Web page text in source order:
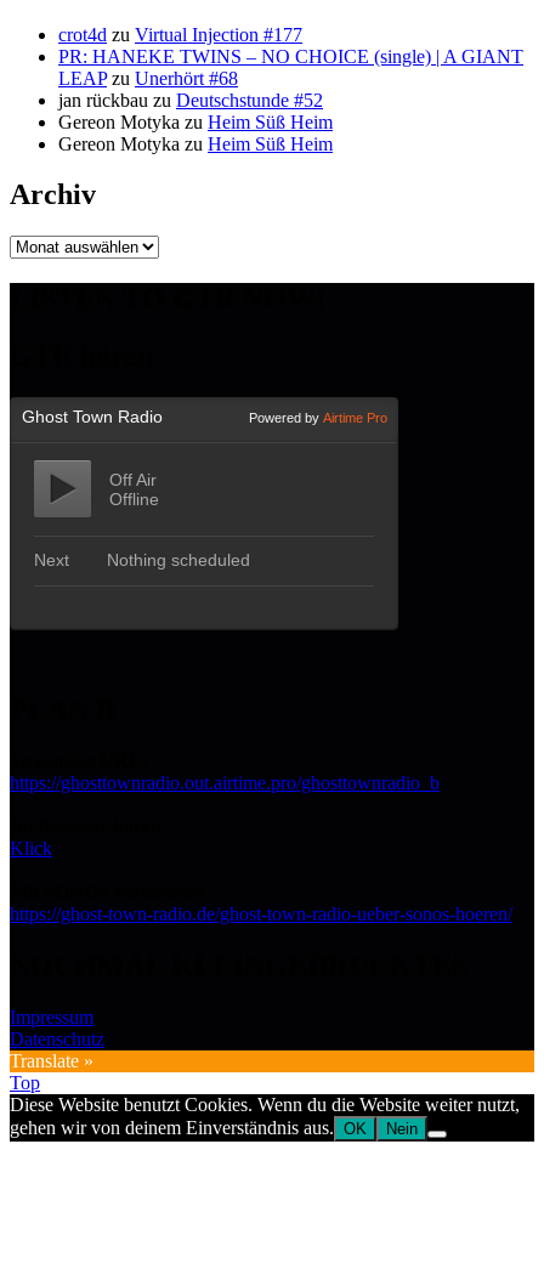
crot4d zu Virtual Injection #177
PR: HANEKE TWINS – NO CHOICE (single) | A GIANT
LEAPzu Unerhört #68
jan rückbau zu Deutschstunde #52
Gereon Motyka zu Heim Süß Heim
Gereon Motyka zu Heim Süß Heim
Archiv
Archiv
https://ghosttownradio.out.airtime.pro/ghosttownradio_b
Klick
https://ghost-town-radio.de/ghost-town-radio-ueber-sonos-hoeren/
Impressum
Datenschutz
Translate »
Top
Diese Website benutzt Cookies. Wenn du die Website weiter nutzt,
gehen wir von deinem Einverständnis aus. OK Nein